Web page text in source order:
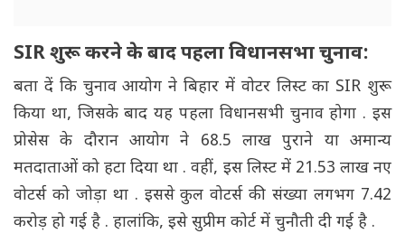
SIR शुरू करने के बाद पहला विधानसभा चुनाव:
बता दें कि चुनाव आयोग ने बिहार में वोटर लिस्ट का SIR शुरू
किया था, जिसके बाद यह पहला विधानसभी चुनाव होगा . इस
प्रोसेस के दौरान आयोग ने 68.5 लाख पुराने या अमान्य
मतदाताओं को हटा दिया था . वहीं, इस लिस्ट में 21.53 लाख नए
वोटर्स को जोड़ा था . इससे कुल वोटर्स की संख्या लगभग 7.42
करोड़ हो गई है . हालांकि, इसे सुप्रीम कोर्ट में चुनौती दी गई है .